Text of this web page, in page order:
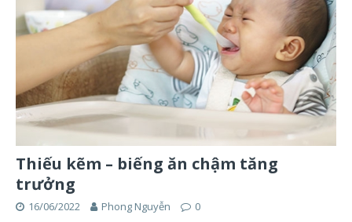
Thiếu kẽm – biếng ăn chậm tăng
trưởng
16/06/2022 Phong Nguyễn 0